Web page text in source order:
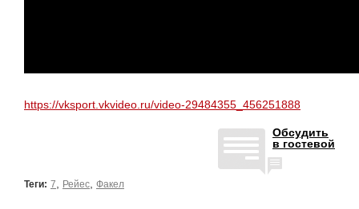
https://vksport.vkvideo.ru/video-29484355_456251888
Обсудить
в гостевой
Теги: 7 Рейес Факел